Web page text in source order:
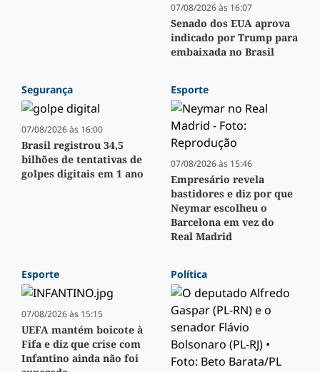
07/08/2026 às 16:07
Senado dos EUA aprova
indicado por Trump para
embaixada no Brasil
Segurança
07/08/2026 às 16:00
Brasil registrou 34,5
bilhões de tentativas de
golpes digitais em 1 ano
Esporte
07/08/2026 às 15:46
Empresário revela
bastidores e diz por que
Neymar escolheu o
Barcelona em vez do
Real Madrid
Esporte
07/08/2026 às 15:15
UEFA mantém boicote à
Fifa e diz que crise com
Infantino ainda não foi
Política